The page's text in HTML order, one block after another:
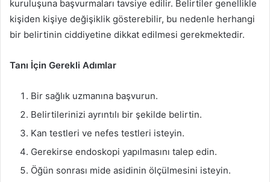
kuruluşuna başvurmaları tavsiye edilir. Belirtiler genellikle
kişiden kişiye değişiklik gösterebilir, bu nedenle herhangi
bir belirtinin ciddiyetine dikkat edilmesi gerekmektedir.
Tanı İçin Gerekli Adımlar
Bir sağlık uzmanına başvurun.
Belirtilerinizi ayrıntılı bir şekilde belirtin.
Kan testleri ve nefes testleri isteyin.
Gerekirse endoskopi yapılmasını talep edin.
Öğün sonrası mide asidinin ölçülmesini isteyin.